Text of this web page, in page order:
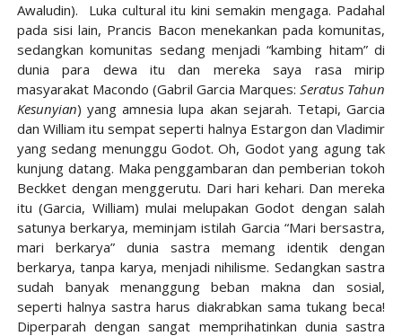
Awaludin). Luka cultural itu kini semakin mengaga. Padahal
pada sisi lain, Prancis Bacon menekankan pada komunitas,
sedangkan komunitas sedang menjadi “kambing hitam” di
dunia para dewa itu dan mereka saya rasa mirip
masyarakat Macondo (Gabril Garcia Marques:Seratus Tahun
Kesunyian) yang amnesia lupa akan sejarah. Tetapi, Garcia
dan William itu sempat seperti halnya Estargon dan Vladimir
yang sedang menunggu Godot. Oh, Godot yang agung tak
kunjung datang. Maka penggambaran dan pemberian tokoh
Beckket dengan menggerutu. Dari hari kehari. Dan mereka
itu (Garcia, William) mulai melupakan Godot dengan salah
satunya berkarya, meminjam istilah Garcia “Mari bersastra,
mari berkarya” dunia sastra memang identik dengan
berkarya, tanpa karya, menjadi nihilisme. Sedangkan sastra
sudah banyak menanggung beban makna dan sosial,
seperti halnya sastra harus diakrabkan sama tukang beca!
Diperparah dengan sangat memprihatinkan dunia sastra